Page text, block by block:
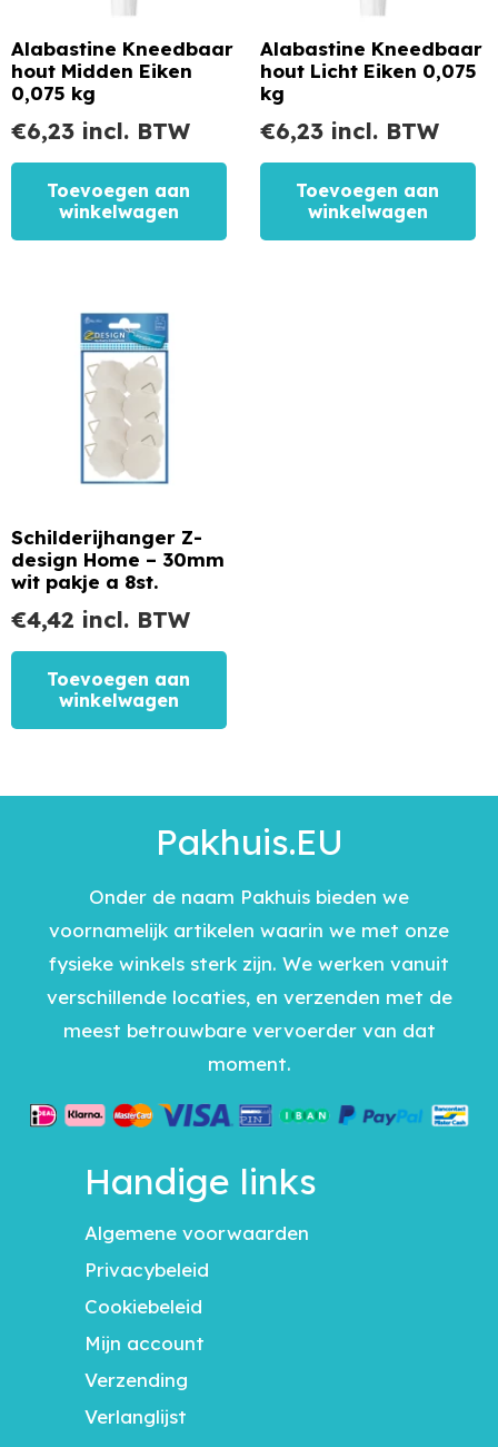
Alabastine Kneedbaar
hout Midden Eiken
0,075 kg
€6,23 incl. BTW
Toevoegen aan
winkelwagen
Alabastine Kneedbaar
hout Licht Eiken 0,075
kg
€6,23 incl. BTW
Toevoegen aan
winkelwagen
Schilderijhanger Z-
design Home – 30mm
wit pakje a 8st.
€4,42 incl. BTW
Toevoegen aan
winkelwagen
Pakhuis.EU
Onder de naam Pakhuis bieden we
voornamelijk artikelen waarin we met onze
fysieke winkels sterk zijn. We werken vanuit
verschillende locaties, en verzenden met de
meest betrouwbare vervoerder van dat
moment.
Handige links
Algemene voorwaarden
Privacybeleid
Cookiebeleid
Mijn account
Verzending
Verlanglijst